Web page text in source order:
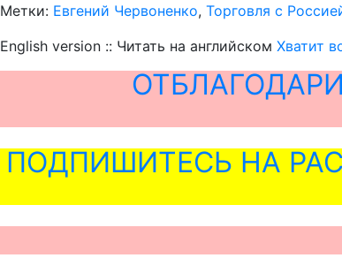
Метки: Евгений Червоненко, Торговля с
English version :: Читать на английском Хватит
ПОДПИШИТЕСЬ НА